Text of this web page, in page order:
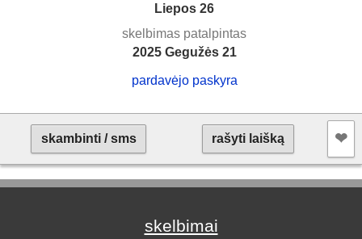
Liepos 26
skelbimas patalpintas
2025 Gegužės 21
pardavėjo paskyra
skambinti / sms rašyti laišką ❤︎
skelbimai